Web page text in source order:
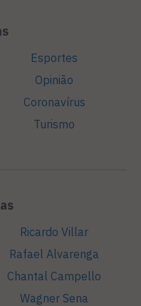
Esportes
Opinião
Coronavírus
Turismo
Ricardo Villar
Rafael Alvarenga
Chantal Campello
Wagner Sena